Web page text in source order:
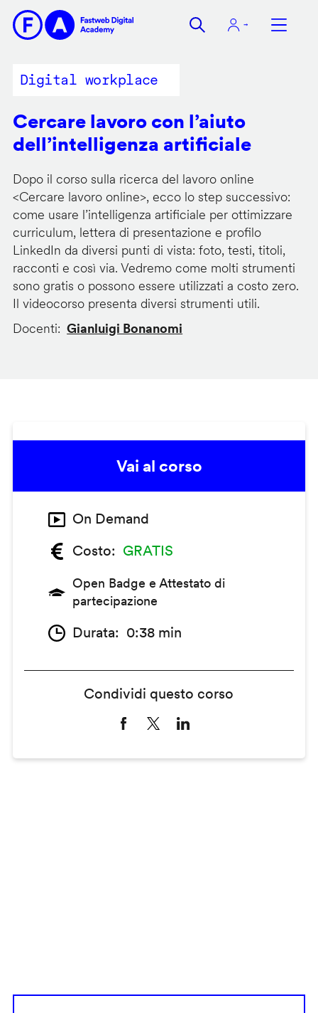
contenuto
Digital workplace
Cercare lavoro con l’aiuto
dell’intelligenza artificiale
Dopo il corso sulla ricerca del lavoro online
<Cercare lavoro online>, ecco lo step successivo:
come usare l’intelligenza artificiale per ottimizzare
curriculum, lettera di presentazione e profilo
LinkedIn da diversi punti di vista: foto, testi, titoli,
racconti e così via. Vedremo come molti strumenti
sono gratis o possono essere utilizzati a costo zero.
Il videocorso presenta diversi strumenti utili.
Docenti
Gianluigi Bonanomi
Vai al corso
On Demand
Costo
GRATIS
Open Badge e Attestato di
partecipazione
Durata 0:38 min
Condividi questo corso